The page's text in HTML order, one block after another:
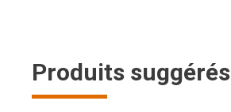
Produits suggérés